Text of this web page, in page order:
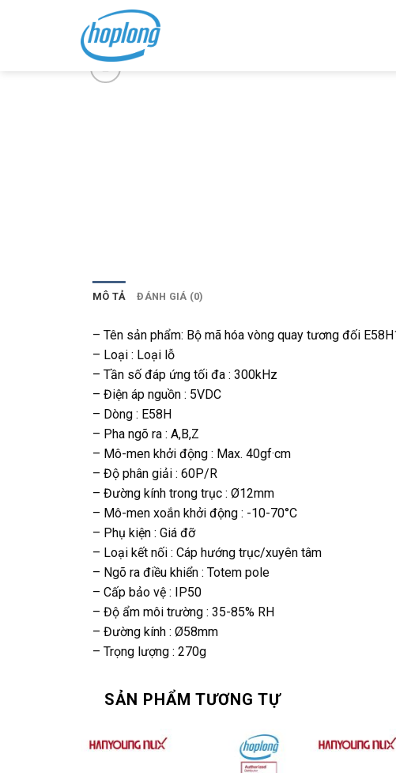
MÔ TẢ ĐÁNH GIÁ (0)
– Tên sản phẩm: Bộ mã hóa vòng quay tương đối
– Loại : Loại lỗ
– Tần số đáp ứng tối đa : 300kHz
– Điện áp nguồn : 5VDC
– Dòng : E58H
– Pha ngõ ra : A,B,Z
– Mô-men khởi động : Max. 40gf·cm
– Độ phân giải : 60P/R
– Đường kính trong trục : Ø12mm
– Mô-men xoắn khởi động : -10-70°C
– Phụ kiện : Giá đỡ
– Loại kết nối : Cáp hướng trục/xuyên tâm
– Ngõ ra điều khiển : Totem pole
– Cấp bảo vệ : IP50
– Độ ẩm môi trường : 35-85% RH
– Đường kính : Ø58mm
– Trọng lượng : 270g
SẢN PHẨM TƯƠNG TỰ